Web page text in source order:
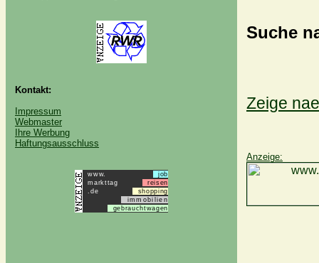
Kontakt:
Impressum
Webmaster
Ihre Werbung
Haftungsausschluss
www.
markttag
.de
job
reisen
shopping
immobilien
gebrauchtwagen
Suche
Zeige
Anzeige: